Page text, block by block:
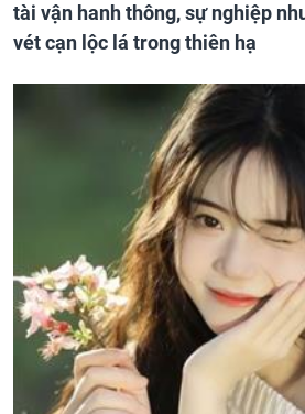
tài vận hanh thông, sự nghiệp
vét cạn lộc lá trong thiên hạ